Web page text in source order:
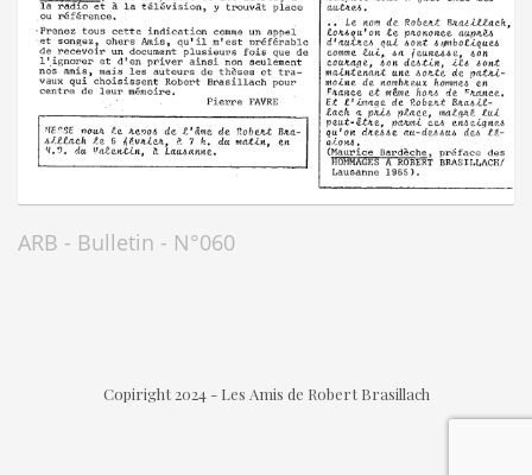
ARB - Bulletin - N°060
Copiright 2024 - Les Amis de Robert Brasillach